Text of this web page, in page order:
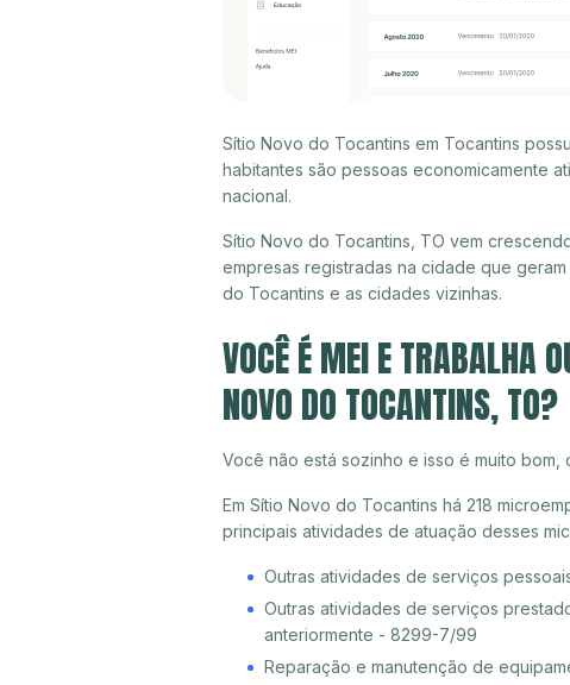
Sítio Novo do Tocantins em Tocantins
habitantes são pessoas economicamente
nacional.
Sítio Novo do Tocantins, TO vem
empresas registradas na cidade que
do Tocantins e as cidades vizinhas.
VOCÊ É MEI E TRABALHA
NOVO DO TOCANTINS, TO?
Você não está sozinho e isso é muito bom,
Em Sítio Novo do Tocantins há 218
principais atividades de atuação desses
Outras atividades de serviços
Outras atividades de serviços
anteriormente - 8299-7/99
Reparação e manutenção de